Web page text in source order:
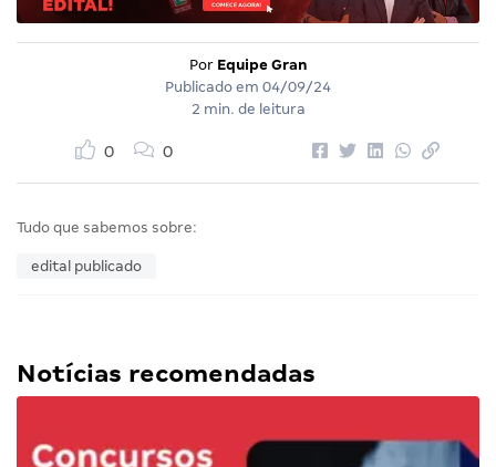
Por Equipe Gran
Publicado em 04/09/24
2 min. de leitura
0 0
Tudo que sabemos sobre:
edital publicado
Notícias recomendadas